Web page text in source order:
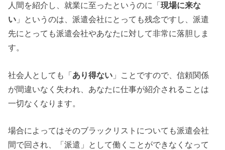
人間を紹介し、就業に至ったというのに「現場に来な
い 」というのは、派遣会社にとっても残念ですし、派遣
先にとっても派遣会社やあなたに対して非常に落胆しま
す。
社会人としても「あり得ない 」ことですので、信頼関係
が間違いなく失われ、あなたに仕事が紹介されることは
一切なくなります。
場合によってはそのブラックリストについても派遣会社
間で回され、「派遣」として働くことができなくなって